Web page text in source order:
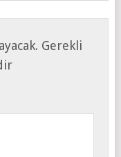
Gerekli